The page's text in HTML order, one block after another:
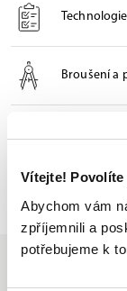
Vítejte!
Abychom vám
zpříjemnili a
potřebujeme k
Broušení a
Seznam